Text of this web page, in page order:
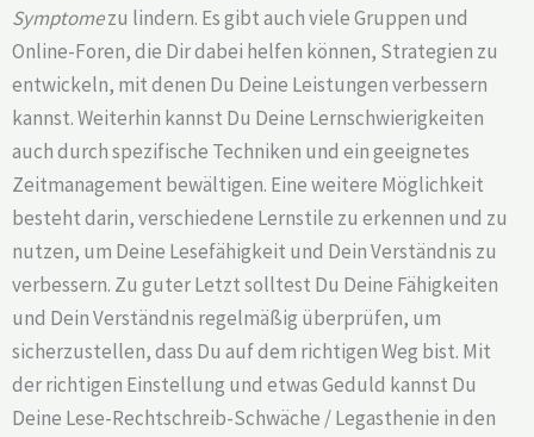
Symptomezu lindern. Es gibt auch viele Gruppen und
Online-Foren, die Dir dabei helfen können, Strategien zu
entwickeln, mit denen Du Deine Leistungen verbessern
kannst. Weiterhin kannst Du Deine Lernschwierigkeiten
auch durch spezifische Techniken und ein geeignetes
Zeitmanagement bewältigen. Eine weitere Möglichkeit
besteht darin, verschiedene Lernstile zu erkennen und zu
nutzen, um Deine Lesefähigkeit und Dein Verständnis zu
verbessern. Zu guter Letzt solltest Du Deine Fähigkeiten
und Dein Verständnis regelmäßig überprüfen, um
sicherzustellen, dass Du auf dem richtigen Weg bist. Mit
der richtigen Einstellung und etwas Geduld kannst Du
Deine Lese-Rechtschreib-Schwäche / Legasthenie in den